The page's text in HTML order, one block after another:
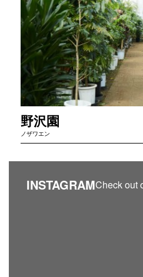
野沢園
ノザワエン
INSTAGRAMCheck out